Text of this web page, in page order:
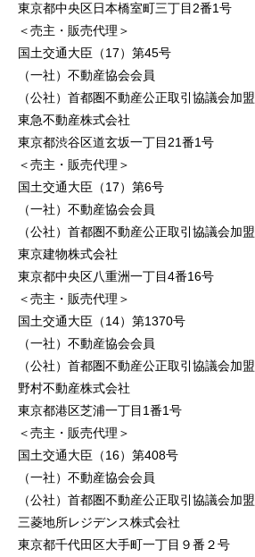
東京都中央区日本橋室町三丁目2番1号
＜売主・販売代理＞
国土交通大臣（17）第45号
（一社）不動産協会会員
（公社）首都圏不動産公正取引協議会加盟
東急不動産株式会社
東京都渋谷区道玄坂一丁目21番1号
＜売主・販売代理＞
国土交通大臣（17）第6号
（一社）不動産協会会員
（公社）首都圏不動産公正取引協議会加盟
東京建物株式会社
東京都中央区八重洲一丁目4番16号
＜売主・販売代理＞
国土交通大臣（14）第1370号
（一社）不動産協会会員
（公社）首都圏不動産公正取引協議会加盟
野村不動産株式会社
東京都港区芝浦一丁目1番1号
＜売主・販売代理＞
国土交通大臣（16）第408号
（一社）不動産協会会員
（公社）首都圏不動産公正取引協議会加盟
三菱地所レジデンス株式会社
東京都千代田区大手町一丁目９番２号